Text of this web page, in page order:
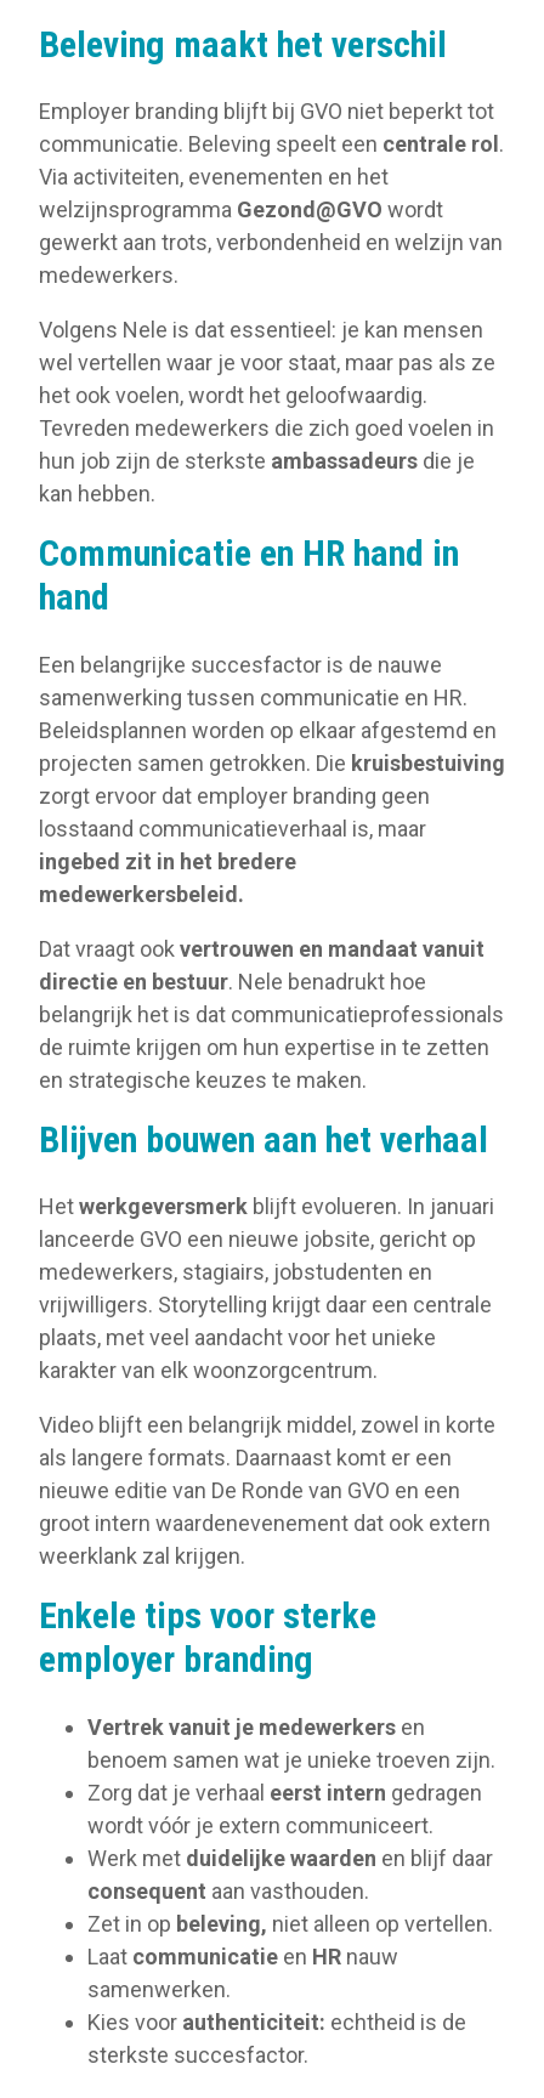
Beleving maakt het verschil
Employer branding blijft bij GVO niet beperkt tot
communicatie. Beleving speelt een centrale rol .
Via activiteiten, evenementen en het
welzijnsprogramma Gezond@GVO wordt
gewerkt aan trots, verbondenheid en welzijn van
medewerkers.
Volgens Nele is dat essentieel: je kan mensen
wel vertellen waar je voor staat, maar pas als ze
het ook voelen, wordt het geloofwaardig.
Tevreden medewerkers die zich goed voelen in
hun job zijn de sterkste ambassadeurs die je
kan hebben.
Communicatie en HR hand in
hand
Een belangrijke succesfactor is de nauwe
samenwerking tussen communicatie en HR.
Beleidsplannen worden op elkaar afgestemd en
projecten samen getrokken. Die kruisbestuiving
zorgt ervoor dat employer branding geen
losstaand communicatieverhaal is, maar
ingebed zit in het bredere
medewerkersbeleid.
Dat vraagt ook vertrouwen en mandaat vanuit
directie en bestuur. Nele benadrukt hoe
belangrijk het is dat communicatieprofessionals
de ruimte krijgen om hun expertise in te zetten
en strategische keuzes te maken.
Blijven bouwen aan het verhaal
Hetwerkgeversmerk blijft evolueren. In januari
lanceerde GVO een nieuwe jobsite, gericht op
medewerkers, stagiairs, jobstudenten en
vrijwilligers. Storytelling krijgt daar een centrale
plaats, met veel aandacht voor het unieke
karakter van elk woonzorgcentrum.
Video blijft een belangrijk middel, zowel in korte
als langere formats. Daarnaast komt er een
nieuwe editie van De Ronde van GVO en een
groot intern waardenevenement dat ook extern
weerklank zal krijgen.
Enkele tips voor sterke
employer branding
Vertrek vanuit je medewerkers en
benoem samen wat je unieke troeven zijn.
Zorg dat je verhaal eerst intern gedragen
wordt vóór je extern communiceert.
Werk met duidelijke waarden en blijf daar
consequent aan vasthouden.
Zet in op beleving, niet alleen op vertellen.
Laat communicatie en HR nauw
samenwerken.
Kies voor authenticiteit: echtheid is de
sterkste succesfactor.